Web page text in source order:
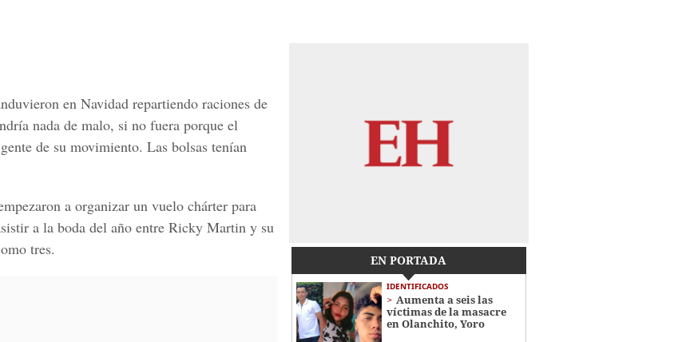
en Navidad repartiendo raciones de
nada de malo, si no fuera porque el
de su movimiento. Las bolsas tenían
a organizar un vuelo chárter para
a la boda del año entre Ricky Martin y su
tres.
EN PORTADA
IDENTIFICADOS
Aumenta a seis las
víctimas de la masacre
en Olanchito, Yoro